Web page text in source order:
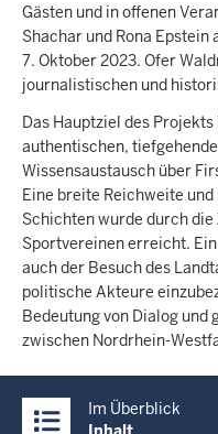
Gästen und in offenen
Shachar und Rona
7. Oktober 2023. Ofer
journalistischen und
Das Hauptziel des
authentischen,
Wissensaustausch über
Eine breite Reichweite
Schichten wurde durch
Sportvereinen erreicht.
auch der Besuch des
politische Akteure
Bedeutung von Dialog
zwischen Nordrhein-
Inhalte
Im Überblick